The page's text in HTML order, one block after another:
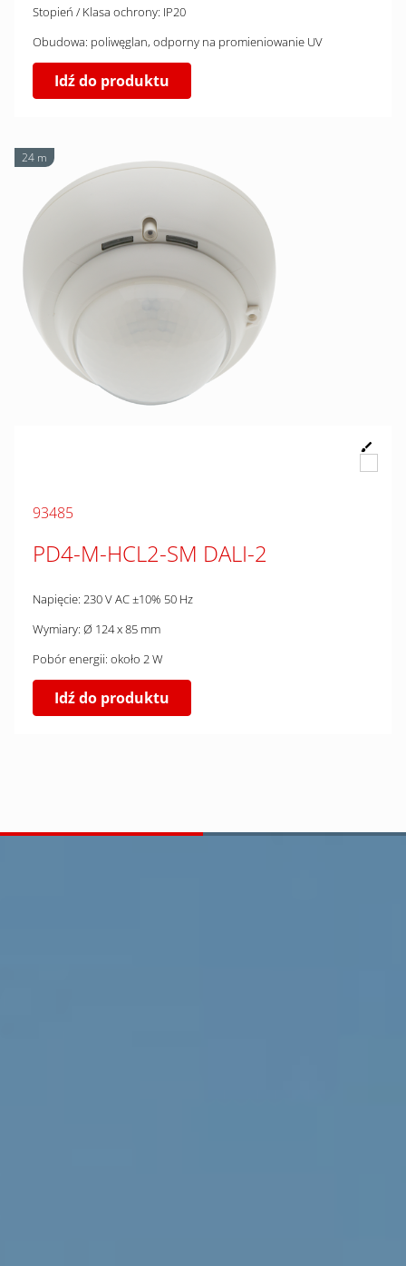
Stopień / Klasa ochrony: IP20
Obudowa: poliwęglan, odporny na promieniowanie UV
Idź do produktu
24 m
93485
PD4-M-HCL2-SM DALI-2
Napięcie: 230 V AC ±10% 50 Hz
Wymiary: Ø 124 x 85 mm
Pobór energii: około 2 W
Idź do produktu